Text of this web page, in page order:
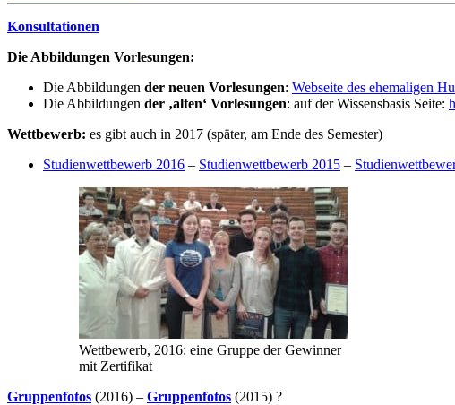
Konsultationen
Die Abbildungen Vorlesungen:
Die Abbildungen der neuen Vorlesungen: Webseite des ehemaligen
Die Abbildungen der ‚alten‘ Vorlesungen: auf der Wissensbasis Seite:
Wettbewerb: es gibt auch in 2017 (später, am Ende des Semester)
Studienwettbewerb 2016 – Studienwettbewerb 2015 –
Wettbewerb, 2016: eine Gruppe der Gewinner
mit Zertifikat
Gruppenfotos (2016) – Gruppenfotos (2015) ?